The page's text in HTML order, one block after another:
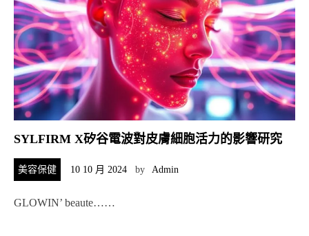
SYLFIRM X矽谷電波對皮膚細胞活力的影響研究
美容保健 10 10 月 2024 by Admin
GLOWIN’ beaute……